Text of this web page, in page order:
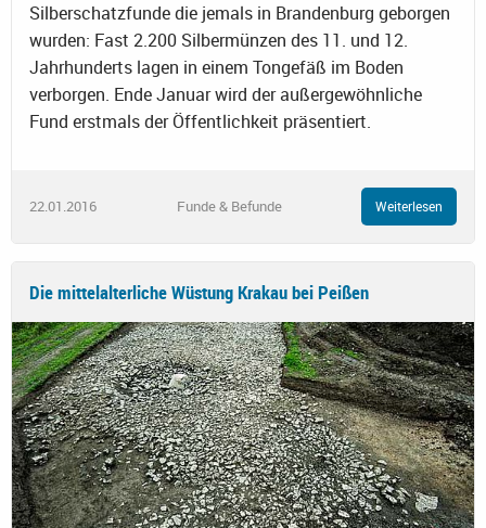
Silberschatzfunde die jemals in Brandenburg geborgen
wurden: Fast 2.200 Silbermünzen des 11. und 12.
Jahrhunderts lagen in einem Tongefäß im Boden
verborgen. Ende Januar wird der außergewöhnliche
Fund erstmals der Öffentlichkeit präsentiert.
22.01.2016 Funde & Befunde Weiterlesen
Die mittelalterliche Wüstung Krakau bei Peißen